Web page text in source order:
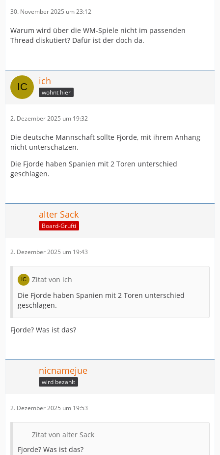
30. November 2025 um 23:12
Warum wird über die WM-Spiele nicht im passenden
Thread diskutiert? Dafür ist der doch da.
ich
wohnt hier
2. Dezember 2025 um 19:32
Die deutsche Mannschaft sollte Fjorde, mit ihrem Anhang
nicht unterschätzen.
Die Fjorde haben Spanien mit 2 Toren unterschied
geschlagen.
alter Sack
Board-Grufti
2. Dezember 2025 um 19:43
Zitat von ich
Die Fjorde haben Spanien mit 2 Toren unterschied
geschlagen.
Fjorde? Was ist das?
nicnamejue
wird bezahlt
2. Dezember 2025 um 19:53
Zitat von alter Sack
Fjorde? Was ist das?